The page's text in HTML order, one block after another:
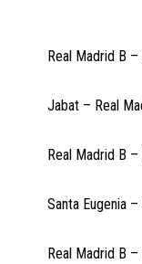
Real Madrid B
Jabat – Real
Real Madrid B
Santa Eugenia
Real Madrid B